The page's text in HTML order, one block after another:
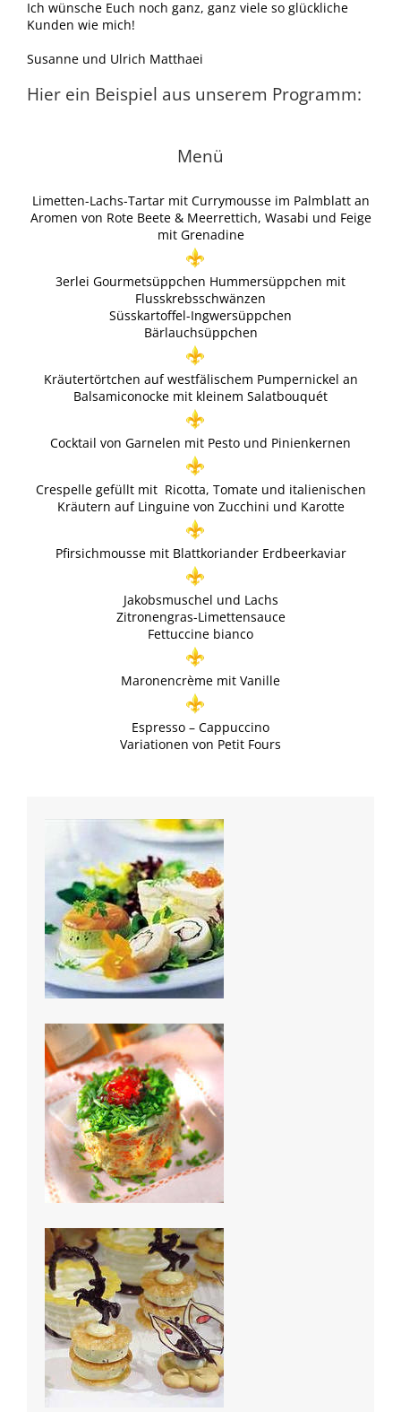
Ich wünsche Euch noch ganz, ganz viele so glückliche
Kunden wie mich!
Susanne und Ulrich Matthaei
Hier ein Beispiel aus unserem Programm:
Menü
Limetten-Lachs-Tartar mit Currymousse im Palmblatt an
Aromen von Rote Beete & Meerrettich, Wasabi und Feige
mit Grenadine
3erlei Gourmetsüppchen Hummersüppchen mit
Flusskrebsschwänzen
Süsskartoffel-Ingwersüppchen
Bärlauchsüppchen
Kräutertörtchen auf westfälischem Pumpernickel an
Balsamiconocke mit kleinem Salatbouquét
Cocktail von Garnelen mit Pesto und Pinienkernen
Crespelle gefüllt mit Ricotta, Tomate und italienischen
Kräutern auf Linguine von Zucchini und Karotte
Pfirsichmousse mit Blattkoriander Erdbeerkaviar
Jakobsmuschel und Lachs
Zitronengras-Limettensauce
Fettuccine bianco
Maronencrème mit Vanille
Espresso – Cappuccino
Variationen von Petit Fours